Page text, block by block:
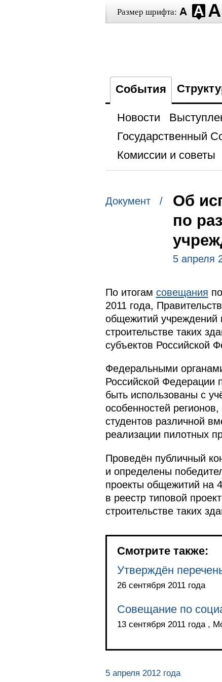
Размер шрифта:
События
Новости
Государственный
Комиссии и советы
Документ /
Об
по
5 апреля
По итогам совещания
2011 года,
общежитий учреждений
строительстве таких
субъектов Российской
Федеральными
Российской Федерации
быть использованы с
особенностей
студентов различной
реализации пилотных
Проведён публичный
и определены
проекты общежитий на
в реестр типовой
строительстве таких
Смотрите также:
Утверждён
26 сентября 2011 года
Совещание по
13 сентября 2011 года ,
5 апреля 2012 года